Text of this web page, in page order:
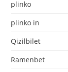
plinko
plinko in
Qizilbilet
Ramenbet